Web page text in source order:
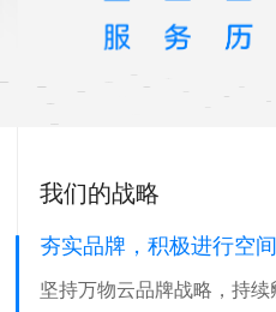
我们的战略
夯实品牌，积极进行空
坚持万物云品牌战略，持